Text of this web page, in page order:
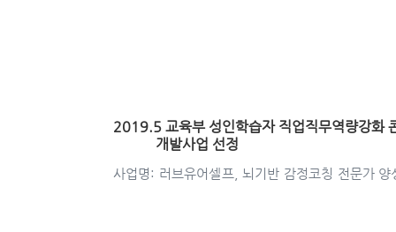
2019.5 교육부 성인학습자 직업직무역량강화
개발사업 선정
사업명: 러브유어셀프, 뇌기반 감정코칭 전문가 양